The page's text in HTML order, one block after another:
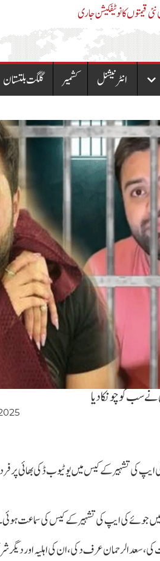
ایچ او سمیت تھانے کا پورا عملہ معطل
انٹرنیشنل کشمیر گلگت بلتستان
سب کو چونکا دیا
جوئے کی ایپ کی تشہیر کے کیس کی سماعت
سعد الرحمان عرف دکی، ان کی اہلیہ اور